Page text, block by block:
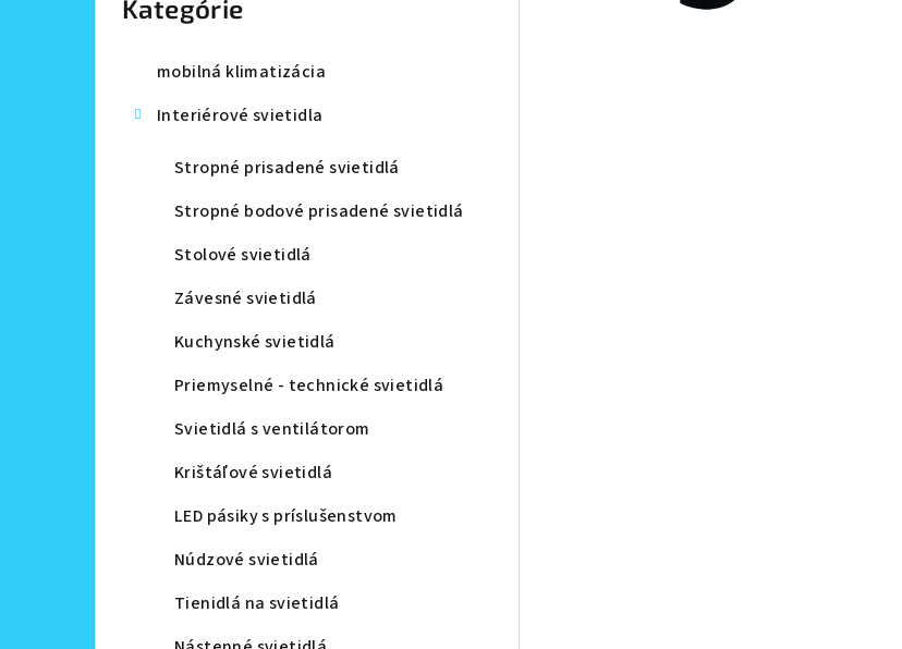
Kategórie
mobilná klimatizácia
Interiérové svietidla
Stropné prisadené svietidlá
Stropné bodové prisadené svietidlá
Stolové svietidlá
Závesné svietidlá
Kuchynské svietidlá
Priemyselné - technické svietidlá
Svietidlá s ventilátorom
Krištáľové svietidlá
LED pásiky s príslušenstvom
Núdzové svietidlá
Tienidlá na svietidlá